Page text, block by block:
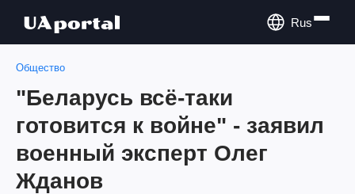
Rus
Общество
"Беларусь всё-таки
готовится к войне" - заявил
военный эксперт Олег
Жданов